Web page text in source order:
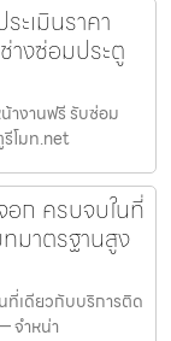
ะเมินราคา
างซ่อมประตู
างานฟรี รับซ่อม
รีโมท.net
อก ครบจบในที่
มาตรฐานสูง
ที่เดียวกับบริการติด
จำหน่า